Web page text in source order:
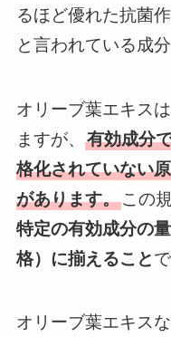
るほど優れた抗菌
と言われている成分
オリーブ葉エキス
ますが、 有効成分
格化されていない
があります。この
特定の有効成分の
格）に揃えること
オリーブ葉エキス